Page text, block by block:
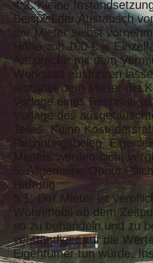
4.2. Kleine
Beispiel der Austausch
der Mieter selbst
Höhe von 100 € je
Absprache mit dem
Werkstatt ausführen
erstattet dem Mieter die
Vorlage eines
Vorlage des
Teiles. Keine
Rechnungsbeleg.
Mieters werden nicht
5. Allgemeine Obhut
Haftung
5.1. Der Mieter ist
Wohnmobil ab dem
so zu behandeln und zu
verständiger auf die
Eigentümer tun würde.